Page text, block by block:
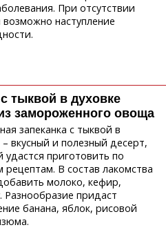
При отсутствии
возможно наступление
тыквой в духовке
замороженного овоща
запеканка с тыквой в
– вкусный и полезный десерт,
удастся приготовить по
рецептам. В состав лакомства
молоко, кефир,
Разнообразие придаст
банана, яблок, рисовой